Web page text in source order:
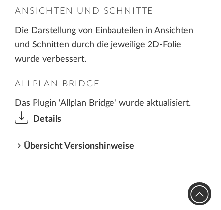
ANSICHTEN UND SCHNITTE
Die Darstellung von Einbauteilen in Ansichten
und Schnitten durch die jeweilige 2D-Folie
wurde verbessert.
ALLPLAN BRIDGE
Das Plugin 'Allplan Bridge' wurde aktualisiert.
Details
Übersicht Versionshinweise